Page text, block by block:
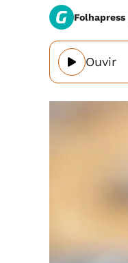
Folhapress
Ouvir